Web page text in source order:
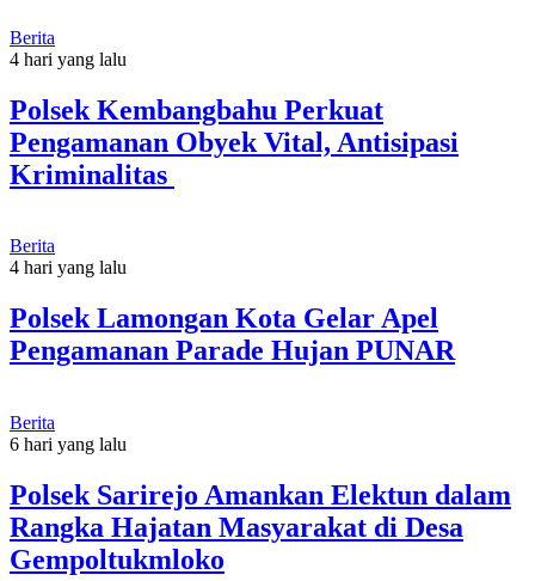
Berita
4 hari yang lalu
Polsek Kembangbahu Perkuat
Pengamanan Obyek Vital, Antisipasi
Kriminalitas
Berita
4 hari yang lalu
Polsek Lamongan Kota Gelar Apel
Pengamanan Parade Hujan PUNAR
Berita
6 hari yang lalu
Polsek Sarirejo Amankan Elektun dalam
Rangka Hajatan Masyarakat di Desa
Gempoltukmloko